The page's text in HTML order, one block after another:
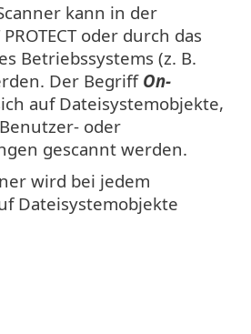
kann in der
oder durch das
Betriebssystems (z. B.
Der Begriff On-
auf Dateisystemobjekte,
oder
gescannt werden.
wird bei jedem
Dateisystemobjekte